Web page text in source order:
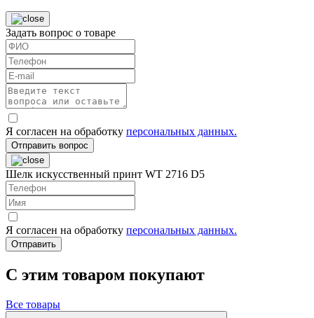
Задать вопрос о товаре
Я согласен на обработку персональных данных.
Отправить вопрос
Шелк искусственный принт WT 2716 D5
Я согласен на обработку персональных данных.
Отправить
C этим товаром покупают
Все товары